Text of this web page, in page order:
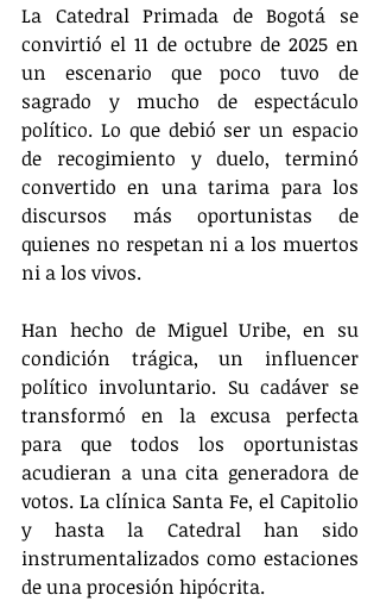
La Catedral Primada de Bogotá se
convirtió el 11 de octubre de 2025 en
un escenario que poco tuvo de
sagrado y mucho de espectáculo
político. Lo que debió ser un espacio
de recogimiento y duelo, terminó
convertido en una tarima para los
discursos más oportunistas de
quienes no respetan ni a los muertos
ni a los vivos.
Han hecho de Miguel Uribe, en su
condición trágica, un influencer
político involuntario. Su cadáver se
transformó en la excusa perfecta
para que todos los oportunistas
acudieran a una cita generadora de
votos. La clínica Santa Fe, el Capitolio
y hasta la Catedral han sido
instrumentalizados como estaciones
de una procesión hipócrita.